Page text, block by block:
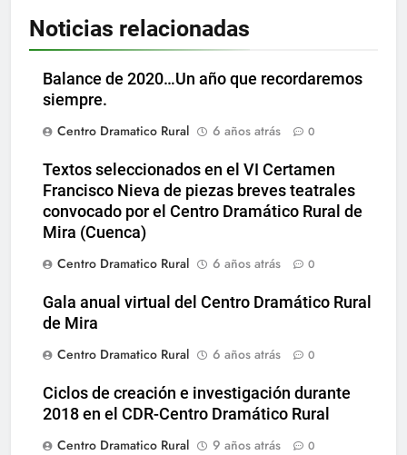
Noticias relacionadas
Balance de 2020…Un año que recordaremos
siempre.
Centro Dramatico Rural
6 años atrás 0
Textos seleccionados en el VI Certamen
Francisco Nieva de piezas breves teatrales
convocado por el Centro Dramático Rural de
Mira (Cuenca)
Centro Dramatico Rural
6 años atrás 0
Gala anual virtual del Centro Dramático Rural
de Mira
Centro Dramatico Rural
6 años atrás 0
Ciclos de creación e investigación durante
2018 en el CDR-Centro Dramático Rural
Centro Dramatico Rural
9 años atrás 0